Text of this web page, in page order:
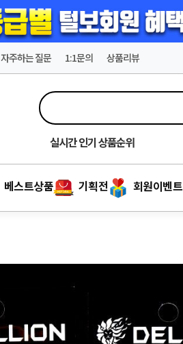
자주하는 질문 1:1문의 상품리뷰
실시간인기 상품순위
베스트상품 기획전 회원이벤트